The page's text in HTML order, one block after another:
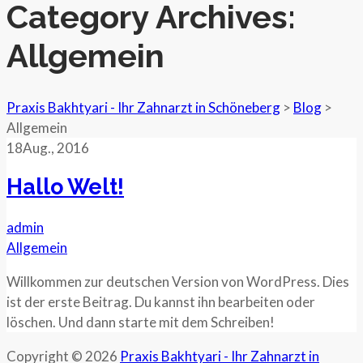
Category Archives:
Allgemein
Praxis Bakhtyari - Ihr Zahnarzt in Schöneberg > Blog >
Allgemein
18Aug., 2016
Hallo Welt!
admin
Allgemein
Willkommen zur deutschen Version von WordPress. Dies
ist der erste Beitrag. Du kannst ihn bearbeiten oder
löschen. Und dann starte mit dem Schreiben!
Copyright © 2026 Praxis Bakhtyari - Ihr Zahnarzt in